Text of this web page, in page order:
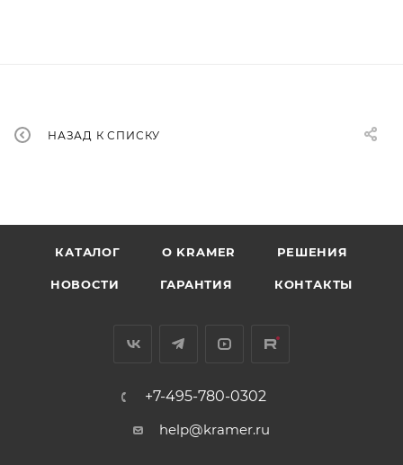
НАЗАД К СПИСКУ
КАТАЛОГ O KRAMER РЕШЕНИЯ
НОВОСТИ ГАРАНТИЯ КОНТАКТЫ
+7-495-780-0302
help@kramer.ru